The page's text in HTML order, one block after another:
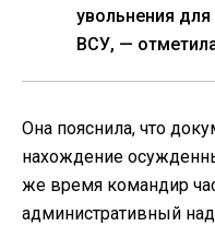
увольнения
ВСУ, —
Она пояснила, что
нахождение
же время командир
административный